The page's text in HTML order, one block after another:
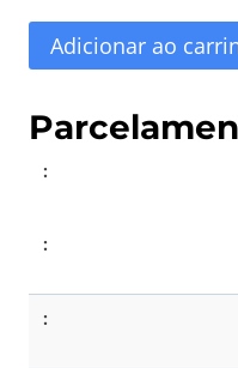
Coração
em
Crochê
do
Adicionar ao